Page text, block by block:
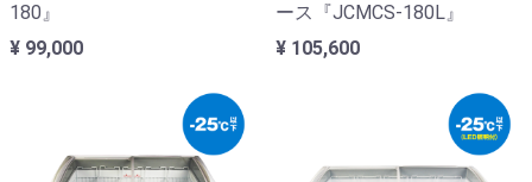
180』
¥ 99,000
ース『JCMCS-180L』
¥ 105,600